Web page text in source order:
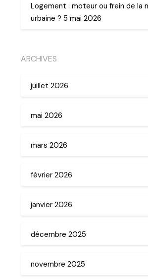
Logement : moteur ou frein de la
urbaine ? 5 mai 2026
ARCHIVES
juillet 2026
mai 2026
mars 2026
février 2026
janvier 2026
décembre 2025
novembre 2025